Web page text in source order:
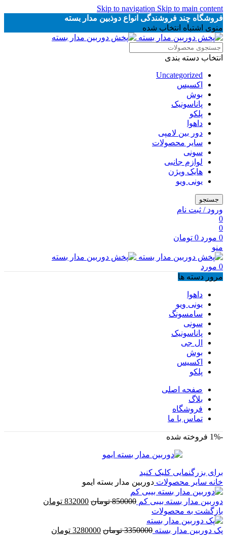
Skip to navigation Skip to main content
فروشگاه چند فروشندگی انواع دوذبین مدار بسته
منوی اشتباه انتخاب شده
انتخاب دسته بندی
Uncategorized
اکسیس
بوش
پاناسونیک
پلکو
داهوا
دور بین لامپی
سایر محصولات
سونی
لوازم جانبی
هایک ویژن
یونی ویو
جستجو
ورود / ثبت نام
0
0
0 مورد 0 تومان
منو
0 مورد
مرور دسته ها
داهوا
یونی ویو
سامسونگ
سونی
پاناسونیک
ال جی
بوش
اکسیس
پلکو
صفحه اصلی
بلاگ
فروشگاه
تماس با ما
-1% فروخته شده
برای بزرگنمایی کلیک کنید
خانه سایر محصولات دوربین مدار بسته ایمو
دوربین مدار بسته بیبی کم 850000 تومان قیمت
بود.
832000 تومان
بازگشت به محصولات
پک دوربین مدار بسته 3350000 تومان قیمت
3280000 تومان